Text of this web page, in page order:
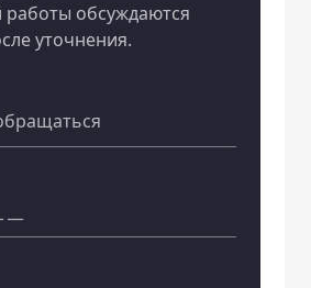
обсуждаются
уточнения.